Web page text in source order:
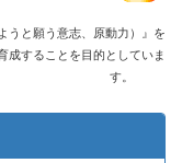
うと願う意志、原動力）』を
成することを目的としていま
す。